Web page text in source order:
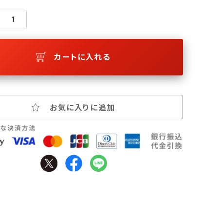
カートに入れる
お気に入りに追加